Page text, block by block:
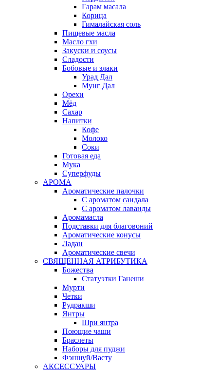
Гарам масала
Корица
Гималайская соль
Пищевые масла
Масло гхи
Закуски и соусы
Сладости
Бобовые и злаки
Урад Дал
Мунг Дал
Орехи
Мёд
Сахар
Напитки
Кофе
Молоко
Соки
Готовая еда
Мука
Суперфуды
АРОМА
Ароматические палочки
С ароматом сандала
С ароматом лаванды
Аромамасла
Подставки для благовоний
Ароматические конусы
Ладан
Ароматические свечи
СВЯЩЕННАЯ АТРИБУТИКА
Божества
Статуэтки Ганеши
Мурти
Четки
Рудракши
Янтры
Шри янтра
Поющие чаши
Браслеты
Наборы для пуджи
Фэншуй/Васту
АКСЕССУАРЫ